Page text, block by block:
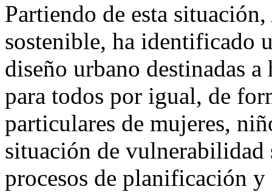
Partiendo de esta
sostenible, ha identificado
diseño urbano destinadas
para todos por igual, de
particulares de mujeres,
situación de vulnerabilidad
procesos de planificación